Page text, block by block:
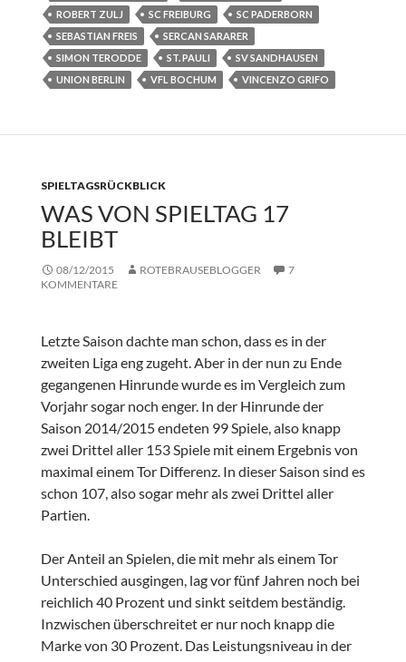
ROBERT ZULJ
SC FREIBURG
SC PADERBORN
SEBASTIAN FREIS
SERCAN SARARER
SIMON TERODDE
ST. PAULI
SV SANDHAUSEN
UNION BERLIN
VFL BOCHUM VINCENZO GRIFO
SPIELTAGSRÜCKBLICK
WAS VON SPIELTAG 17
BLEIBT
08/12/2015 ROTEBRAUSEBLOGGER
7
KOMMENTARE
Letzte Saison dachte man schon, dass es in der
zweiten Liga eng zugeht. Aber in der nun zu Ende
gegangenen Hinrunde wurde es im Vergleich zum
Vorjahr sogar noch enger. In der Hinrunde der
Saison 2014/2015 endeten 99 Spiele, also knapp
zwei Drittel aller 153 Spiele mit einem Ergebnis von
maximal einem Tor Differenz. In dieser Saison sind es
schon 107, also sogar mehr als zwei Drittel aller
Partien.
Der Anteil an Spielen, die mit mehr als einem Tor
Unterschied ausgingen, lag vor fünf Jahren noch bei
reichlich 40 Prozent und sinkt seitdem beständig.
Inzwischen überschreitet er nur noch knapp die
Marke von 30 Prozent. Das Leistungsniveau in der